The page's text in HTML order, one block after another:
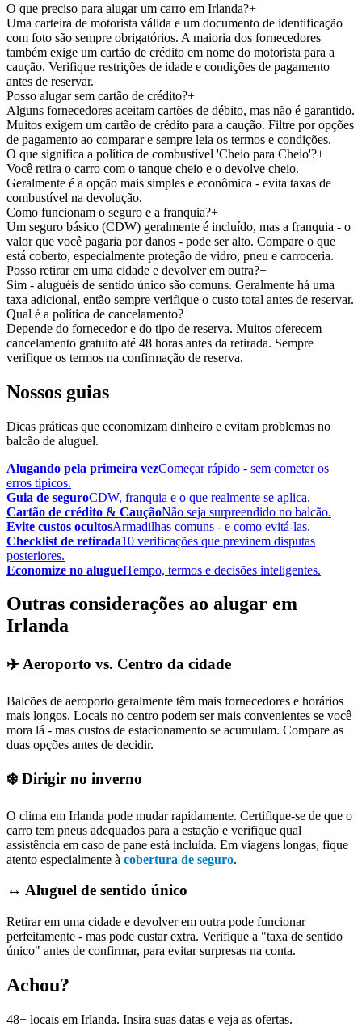
O que preciso para alugar um carro em Irlanda?+
Uma carteira de motorista válida e um documento de identificação
com foto são sempre obrigatórios. A maioria dos fornecedores
também exige um cartão de crédito em nome do motorista para a
caução. Verifique restrições de idade e condições de pagamento
antes de reservar.
Posso alugar sem cartão de crédito?+
Alguns fornecedores aceitam cartões de débito, mas não é garantido.
Muitos exigem um cartão de crédito para a caução. Filtre por opções
de pagamento ao comparar e sempre leia os termos e condições.
O que significa a política de combustível 'Cheio para Cheio'?+
Você retira o carro com o tanque cheio e o devolve cheio.
Geralmente é a opção mais simples e econômica - evita taxas de
combustível na devolução.
Como funcionam o seguro e a franquia?+
Um seguro básico (CDW) geralmente é incluído, mas a franquia - o
valor que você pagaria por danos - pode ser alto. Compare o que
está coberto, especialmente proteção de vidro, pneu e carroceria.
Posso retirar em uma cidade e devolver em outra?+
Sim - aluguéis de sentido único são comuns. Geralmente há uma
taxa adicional, então sempre verifique o custo total antes de reservar.
Qual é a política de cancelamento?+
Depende do fornecedor e do tipo de reserva. Muitos oferecem
cancelamento gratuito até 48 horas antes da retirada. Sempre
verifique os termos na confirmação de reserva.
Nossos guias
Dicas práticas que economizam dinheiro e evitam problemas no
balcão de aluguel.
Alugando pela primeira vezComeçar rápido - sem cometer os
erros típicos.
Guia de seguroCDW, franquia e o que realmente se aplica.
Cartão de crédito & CauçãoNão seja surpreendido no balcão.
Evite custos ocultosArmadilhas comuns - e como evitá-las.
Checklist de retirada10 verificações que previnem disputas
posteriores.
Economize no aluguelTempo, termos e decisões inteligentes.
Outras considerações ao alugar em
Irlanda
✈️ Aeroporto vs. Centro da cidade
Balcões de aeroporto geralmente têm mais fornecedores e horários
mais longos. Locais no centro podem ser mais convenientes se você
mora lá - mas custos de estacionamento se acumulam. Compare as
duas opções antes de decidir.
❄️ Dirigir no inverno
O clima em Irlanda pode mudar rapidamente. Certifique-se de que o
carro tem pneus adequados para a estação e verifique qual
assistência em caso de pane está incluída. Em viagens longas, fique
atento especialmente à cobertura de seguro.
↔️ Aluguel de sentido único
Retirar em uma cidade e devolver em outra pode funcionar
perfeitamente - mas pode custar extra. Verifique a "taxa de sentido
único" antes de confirmar, para evitar surpresas na conta.
Achou?
48+ locais em Irlanda. Insira suas datas e veja as ofertas.